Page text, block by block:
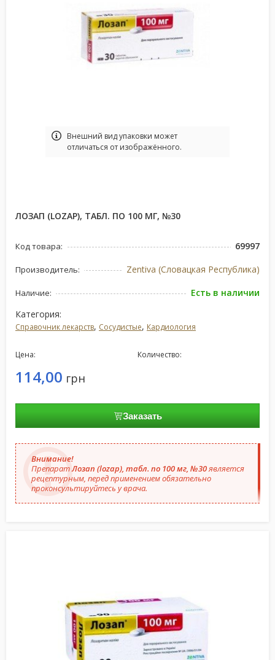
Bнешний вид упаковки может
отличаться от изображённого.
ЛОЗАП (LOZAP), ТАБЛ. ПО 100 МГ, №30
Код товара: 69997
Производитель: Zentiva (Словацкая Республика)
Наличие:
Есть в наличии
Категория:
Справочник лекарств, Сосудистые, Кардиология
Цена:
114,00 грн
Количество:
Заказать
Внимание!
ПрепаратЛозап (lozap), табл. по 100 мг, №30является
рецептурным, перед применением обязательно
проконсультируйтесь у врача.